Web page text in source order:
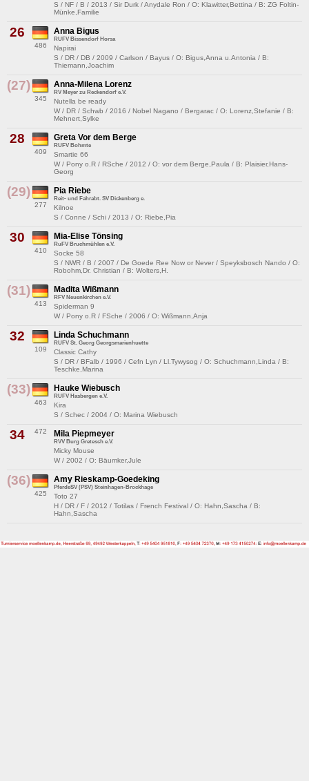
S / NF / B / 2013 / Sir Durk / Anydale Ron / O: Klawitter,Bettina / B: ZG Foltin-
Münke,Familie
26
486
Anna Bigus
RUFV Bissendorf Horsa
Napirai
S / DR / DB / 2009 / Carlson / Bayus / O: Bigus,Anna u.Antonia / B:
Thiemann,Joachim
(27)
345
Anna-Milena Lorenz
RV Meyer zu Reckendorf e.V.
Nutella be ready
W / DR / Schwb / 2016 / Nobel Nagano / Bergarac / O: Lorenz,Stefanie / B:
Mehnert,Sylke
28
409
Greta Vor dem Berge
RUFV Bohmte
Smartie 66
W / Pony o.R / RSche / 2012 / O: vor dem Berge,Paula / B: Plaisier,Hans-
Georg
(29)
277
Pia Riebe
Reit- und Fahrabt. SV Dickenberg e.
Kilnoe
S / Conne / Schi / 2013 / O: Riebe,Pia
30
410
Mia-Elise Tönsing
RuFV Bruchmühlen e.V.
Socke 58
S / NWR / B / 2007 / De Goede Ree Now or Never / Speyksbosch Nando / O:
Robohm,Dr. Christian / B: Wolters,H.
(31)
413
Madita Wißmann
RFV Neuenkirchen e.V.
Spiderman 9
W / Pony o.R / FSche / 2006 / O: Wißmann,Anja
32
109
Linda Schuchmann
RUFV St. Georg Georgsmarienhuette
Classic Cathy
S / DR / BFalb / 1996 / Cefn Lyn / Ll.Tywysog / O: Schuchmann,Linda / B:
Teschke,Marina
(33)
463
Hauke Wiebusch
RUFV Hasbergen e.V.
Kira
S / Schec / 2004 / O: Marina Wiebusch
34 472 Mila Piepmeyer
RVV Burg Gretesch e.V.
Micky Mouse
W / 2002 / O: Bäumker,Jule
(36)
425
Amy Rieskamp-Goedeking
PferdeSV (PSV) Steinhagen-Brockhage
Toto 27
H / DR / F / 2012 / Totilas / French Festival / O: Hahn,Sascha / B:
Hahn,Sascha